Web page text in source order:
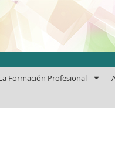
Formación Profesional